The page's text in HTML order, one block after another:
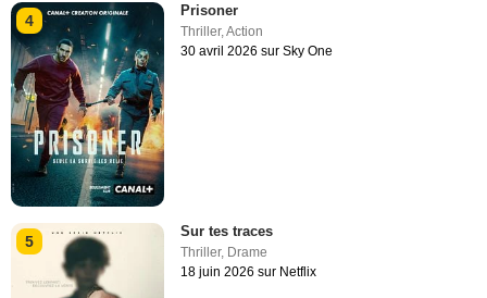
4
Prisoner
Thriller,Action
30 avril 2026 sur Sky One
5
Sur tes traces
Thriller, Drame
18 juin 2026 sur Netflix